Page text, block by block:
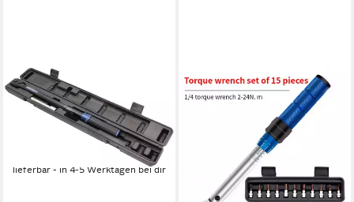
CARTREND
Drehmomentschlüssel
Drehmomentschlüssel Exp
lieferbar - in 4-5 Werktagen bei dir
HOYOLEE HANDELS GMBH
Drehmomentschlüssel 15
Sets 1/4-Torque-Schlüssel für
Fahrrad, Motorrad & Wartung
29,99 € UVP49,99 €
-40%